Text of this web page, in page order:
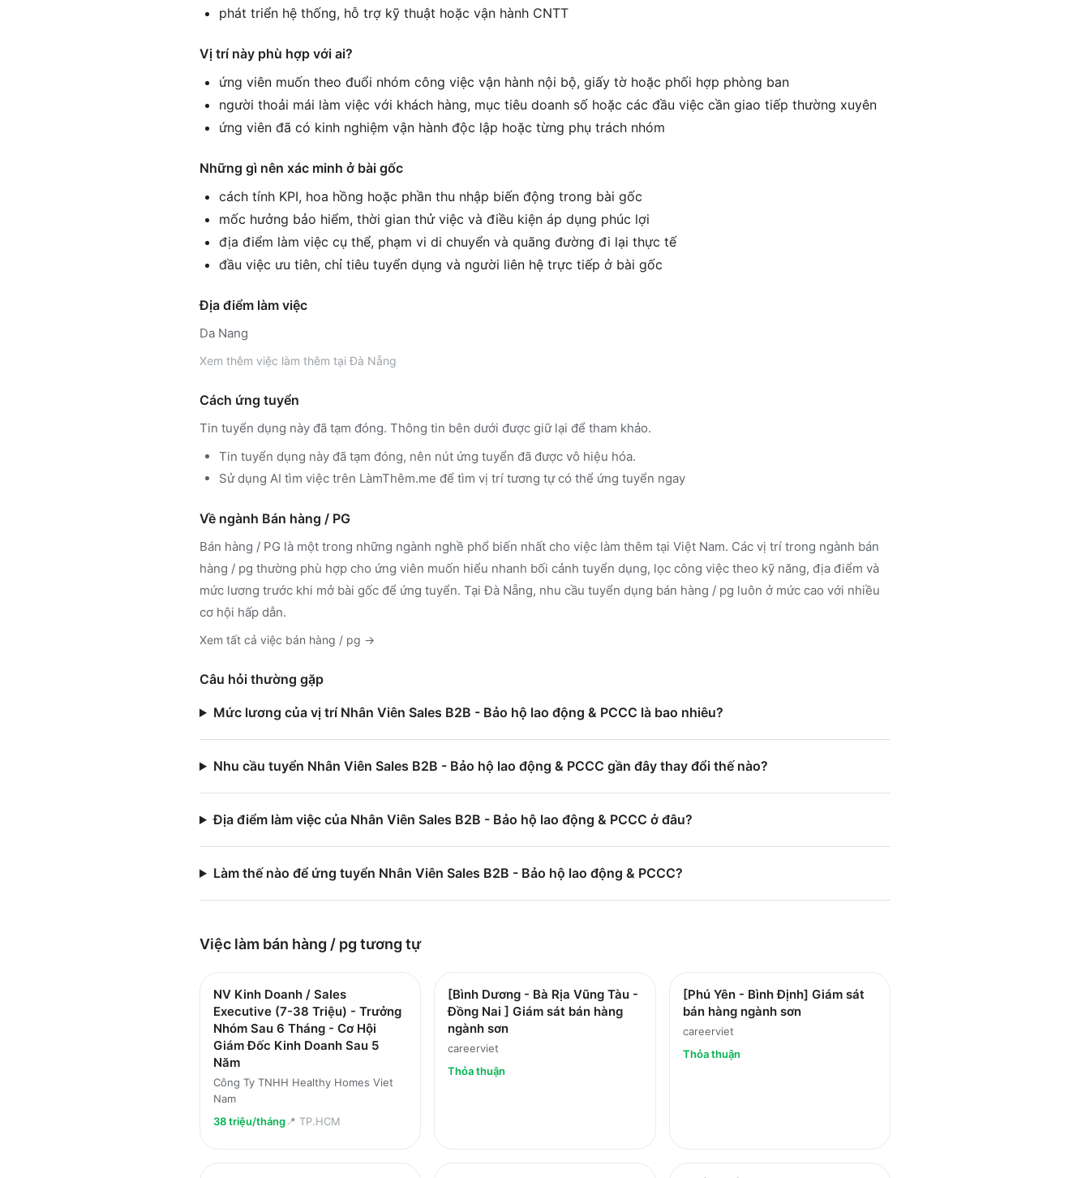
phát triển hệ thống, hỗ trợ kỹ thuật hoặc vận hành CNTT
Vị trí này phù hợp với ai?
ứng viên muốn theo đuổi nhóm công việc vận hành nội bộ, giấy tờ hoặc phối hợp phòng ban
người thoải mái làm việc với khách hàng, mục tiêu doanh số hoặc các đầu việc cần giao tiếp thường xuyên
ứng viên đã có kinh nghiệm vận hành độc lập hoặc từng phụ trách nhóm
Những gì nên xác minh ở bài gốc
cách tính KPI, hoa hồng hoặc phần thu nhập biến động trong bài gốc
mốc hưởng bảo hiểm, thời gian thử việc và điều kiện áp dụng phúc lợi
địa điểm làm việc cụ thể, phạm vi di chuyển và quãng đường đi lại thực tế
đầu việc ưu tiên, chỉ tiêu tuyển dụng và người liên hệ trực tiếp ở bài gốc
Địa điểm làm việc
Da Nang
Xem thêm việc làm thêm tạiĐà Nẵng
Cách ứng tuyển
Tin tuyển dụng này đã tạm đóng. Thông tin bên dưới được giữ lại để tham khảo.
Tin tuyển dụng này đã tạm đóng, nên nút ứng tuyển đã được vô hiệu hóa.
Sử dụng AI tìm việc trên LàmThêm.me để tìm vị trí tương tự có thể ứng tuyển ngay
Về ngành Bán hàng / PG
Bán hàng / PG là một trong những ngành nghề phổ biến nhất cho việc làm thêm tại Việt Nam. Các vị trí trong ngành bán
hàng / pg thường phù hợp cho ứng viên muốn hiểu nhanh bối cảnh tuyển dụng, lọc công việc theo kỹ năng, địa điểm và
mức lương trước khi mở bài gốc để ứng tuyển. Tại Đà Nẵng, nhu cầu tuyển dụng bán hàng / pg luôn ở mức cao với nhiều
cơ hội hấp dẫn.
Xem tất cả việc bán hàng / pg →
Câu hỏi thường gặp
Mức lương của vị trí Nhân Viên Sales B2B - Bảo hộ lao động & PCCC là bao nhiêu?
Nhu cầu tuyển Nhân Viên Sales B2B - Bảo hộ lao động & PCCC gần đây thay đổi thế nào?
Địa điểm làm việc của Nhân Viên Sales B2B - Bảo hộ lao động & PCCC ở đâu?
Làm thế nào để ứng tuyển Nhân Viên Sales B2B - Bảo hộ lao động & PCCC?
Việc làm bán hàng / pg tương tự
NV Kinh Doanh / Sales
Executive (7-38 Triệu) - Trưởng
Nhóm Sau 6 Tháng - Cơ Hội
Giám Đốc Kinh Doanh Sau 5
Năm
Công Ty TNHH Healthy Homes Viet
Nam
38 triệu/tháng📍 TP.HCM
[Bình Dương - Bà Rịa Vũng Tàu -
Đồng Nai ] Giám sát bán hàng
ngành sơn
careerviet
Thỏa thuận
[Phú Yên - Bình Định] Giám sát
bán hàng ngành sơn
careerviet
Thỏa thuận